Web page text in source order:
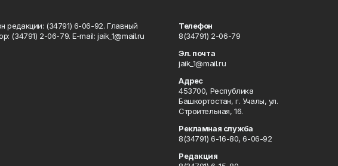
редакции: (34791) 6-06-92. Главный
(34791) 2-06-79. Е-mаil: jaik_1@mail.ru
Телефон
8(34791) 2-06-79
Эл. почта
jaik_1@mail.ru
Адрес
453700, Республика
Башкортостан, г. Учалы, ул.
Строительная, 16.
Рекламная служба
8(34791) 6-16-80, 6-06-92
Редакция